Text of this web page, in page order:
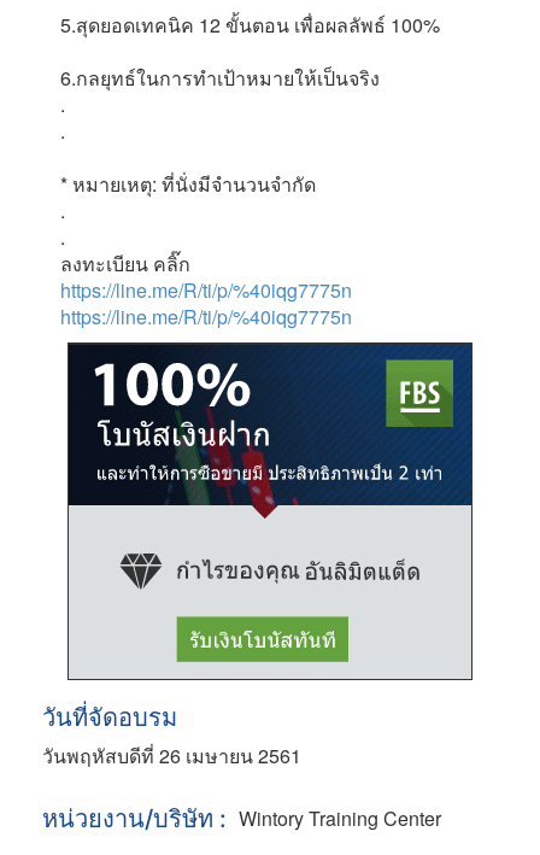
5.สุดยอดเทคนิค 12 ขั้นตอน เพื่อผลลัพธ์ 100%
6.กลยุทธ์ในการทำเป้าหมายให้เป็นจริง
.
.
* หมายเหตุ: ที่นั่งมีจำนวนจำกัด
.
.
ลงทะเบียน คลิ๊ก
https://line.me/R/ti/p/%40iqg7775n
https://line.me/R/ti/p/%40iqg7775n
วันที่จัดอบรม
วันพฤหัสบดีที่ 26 เมษายน 2561
หน่วยงาน/บริษัท : Wintory Training Center